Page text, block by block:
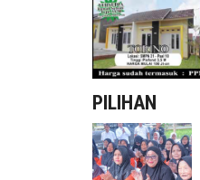
PILIHAN